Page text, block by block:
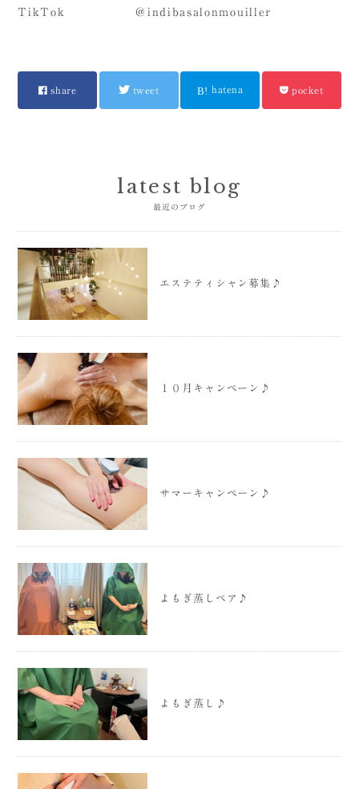
TikTok ＠indibasalonmouiller
share tweet hatena pocket
latest blog
最近のブログ
エステティシャン募集♪
１０月キャンペーン♪
サマーキャンペーン♪
よもぎ蒸しペア♪
よもぎ蒸し♪